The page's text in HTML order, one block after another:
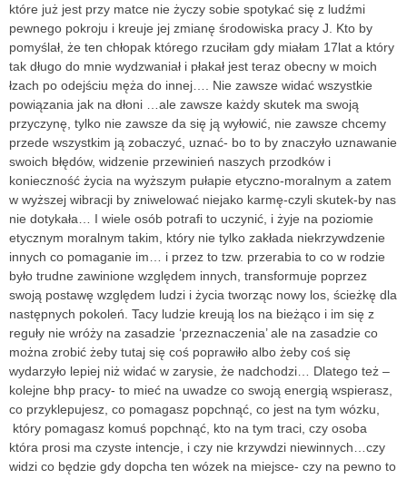
które już jest przy matce nie życzy sobie spotykać się z ludźmi
pewnego pokroju i kreuje jej zmianę środowiska pracy J. Kto by
pomyślał, że ten chłopak którego rzuciłam gdy miałam 17lat a który
tak długo do mnie wydzwaniał i płakał jest teraz obecny w moich
łzach po odejściu męża do innej…. Nie zawsze widać wszystkie
powiązania jak na dłoni …ale zawsze każdy skutek ma swoją
przyczynę, tylko nie zawsze da się ją wyłowić, nie zawsze chcemy
przede wszystkim ją zobaczyć, uznać- bo to by znaczyło uznawanie
swoich błędów, widzenie przewinień naszych przodków i
konieczność życia na wyższym pułapie etyczno-moralnym a zatem
w wyższej wibracji by zniwelować niejako karmę-czyli skutek-by nas
nie dotykała… I wiele osób potrafi to uczynić, i żyje na poziomie
etycznym moralnym takim, który nie tylko zakłada niekrzywdzenie
innych co pomaganie im… i przez to tzw. przerabia to co w rodzie
było trudne zawinione względem innych, transformuje poprzez
swoją postawę względem ludzi i życia tworząc nowy los, ścieżkę dla
następnych pokoleń. Tacy ludzie kreują los na bieżąco i im się z
reguły nie wróży na zasadzie ‘przeznaczenia’ ale na zasadzie co
można zrobić żeby tutaj się coś poprawiło albo żeby coś się
wydarzyło lepiej niż widać w zarysie, że nadchodzi… Dlatego też –
kolejne bhp pracy- to mieć na uwadze co swoją energią wspierasz,
co przyklepujesz, co pomagasz popchnąć, co jest na tym wózku,
który pomagasz komuś popchnąć, kto na tym traci, czy osoba
która prosi ma czyste intencje, i czy nie krzywdzi niewinnych…czy
widzi co będzie gdy dopcha ten wózek na miejsce- czy na pewno to